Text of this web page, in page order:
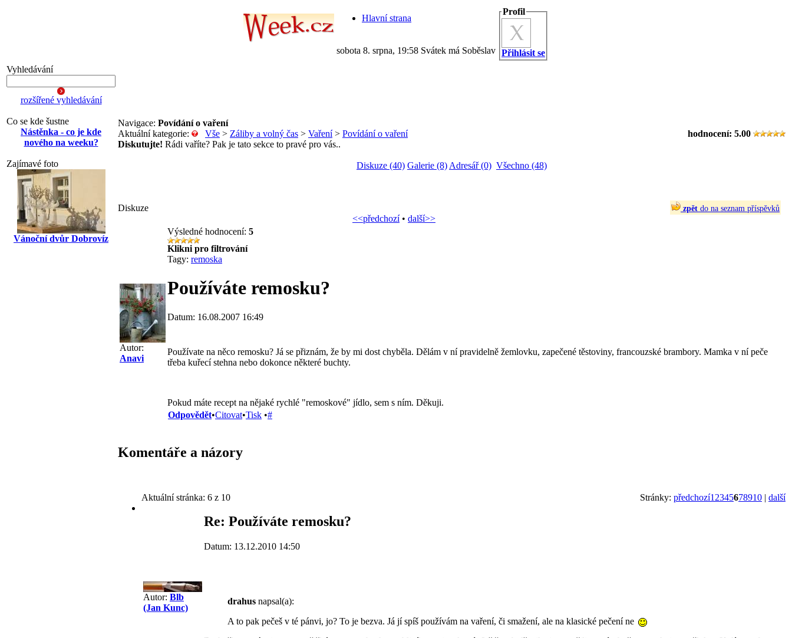
Hlavní strana
sobota 8. srpna, 19:58 Svátek má Soběslav
Profil
Přihlásit se
Vyhledávání
rozšířené vyhledávání
Co se kde šustne
Nástěnka - co je kde
nového na weeku?
Zajímavé foto
Vánoční dvůr Dobrovíz
Navigace: Povídání o vaření
hodnocení: 5.00
Aktuální kategorie: Vše > Záliby a volný čas > Vaření> Povídání o vaření
Diskutujte! Rádi vaříte? Pak je tato sekce to pravé pro vás..
Diskuze (40) Galerie (8) Adresář (0) Všechno (48)
zpět do na seznam příspěvků
Diskuze
<<předchozí• další>>
Autor:
Anavi
Výsledné hodnocení: 5
Klikni pro filtrování
Tagy: remoska
Používáte remosku?
Datum: 16.08.2007 16:49
Používate na něco remosku? Já se přiznám, že by mi dost chyběla. Dělám v ní pravidelně žemlovku, zapečené těstoviny, francouzské brambory. Mamka v ní peče
třeba kuřecí stehna nebo dokonce některé buchty.
Pokud máte recept na nějaké rychlé "remoskové" jídlo, sem s ním. Děkuji.
Odpovědět•Citovat•Tisk •#
Komentáře a názory
Stránky: předchozí1 2345678910 | další
Aktuální stránka: 6 z 10
Autor: Blb
(Jan Kunc)
Re: Používáte remosku?
Datum: 13.12.2010 14:50
drahus napsal(a):
A to pak pečeš v té pánvi, jo? To je bezva. Já jí spíš používám na vaření, či smažení, ale na klasické pečení ne